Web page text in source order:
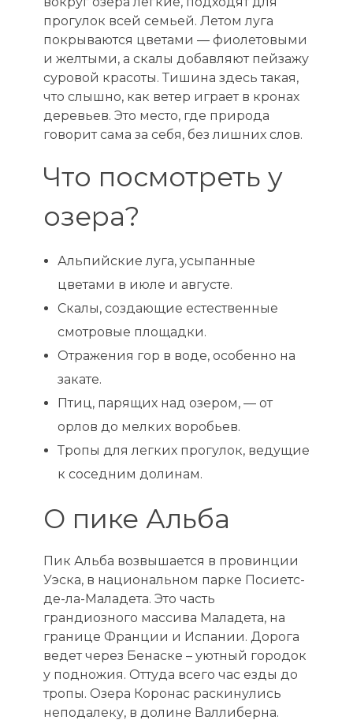
прогулок всей семьей. Летом луга
покрываются цветами — фиолетовыми
и желтыми, а скалы добавляют пейзажу
суровой красоты. Тишина здесь такая,
что слышно, как ветер играет в кронах
деревьев. Это место, где природа
говорит сама за себя, без лишних слов.
Что посмотреть у
озера?
Альпийские луга, усыпанные
цветами в июле и августе.
Скалы, создающие естественные
смотровые площадки.
Отражения гор в воде, особенно на
закате.
Птиц, парящих над озером, — от
орлов до мелких воробьев.
Тропы для легких прогулок, ведущие
к соседним долинам.
О пике Альба
Пик Альба возвышается в провинции
Уэска, в национальном парке Посиетс-
де-ла-Маладета. Это часть
грандиозного массива Маладета, на
границе Франции и Испании. Дорога
ведет через Бенаске – уютный городок
у подножия. Оттуда всего час езды до
тропы. Озера Коронас раскинулись
неподалеку, в долине Валлиберна.